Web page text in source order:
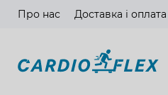
Про нас Доставка і оплата